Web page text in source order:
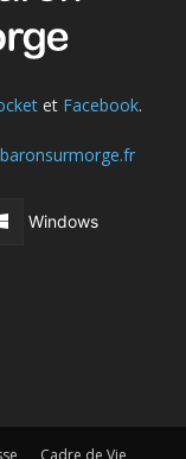
et Facebook.
Windows
Cadre de Vie